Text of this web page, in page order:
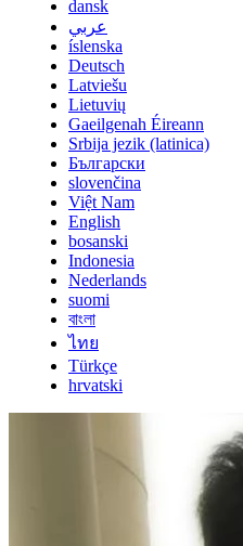
dansk
عربي
íslenska
Deutsch
Latviešu
Lietuvių
Gaeilgenah Éireann
Srbija jezik (latinica)
Български
slovenčina
Việt Nam
English
bosanski
Indonesia
Nederlands
suomi
বাংলা
ไทย
Türkçe
hrvatski